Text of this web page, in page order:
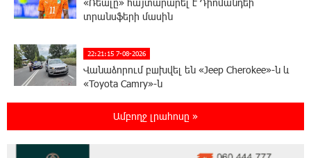
«Ռեալը» հայտարարել է Դիոմանդեի
տրանսֆերի մասին
22:21:15 7-08-2026
Վանաձորում բшխվել են «Jeep Cherokee»-ն և
«Toyota Camry»-ն
22:03:58 7-08-2026
օգտագործել Starlink-ը Ռուսաստանի դեմ
Ամբողջ լրահոսը »